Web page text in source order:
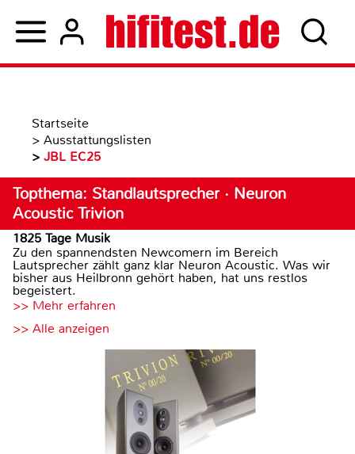
Startseite
> Ausstattungslisten
> JBL EC25
Topthema: Standlautsprecher · Neuron
Acoustic Trivion
1825 Tage Musik
Zu den spannendsten Newcomern im Bereich
Lautsprecher zählt ganz klar Neuron Acoustic. Was wir
bisher aus Heilbronn gehört haben, hat uns restlos
begeistert.
>> Mehr erfahren
>> Alle anzeigen